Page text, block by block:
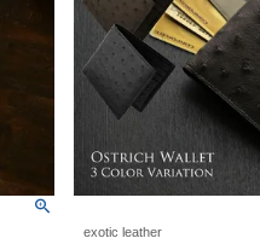
exotic leather